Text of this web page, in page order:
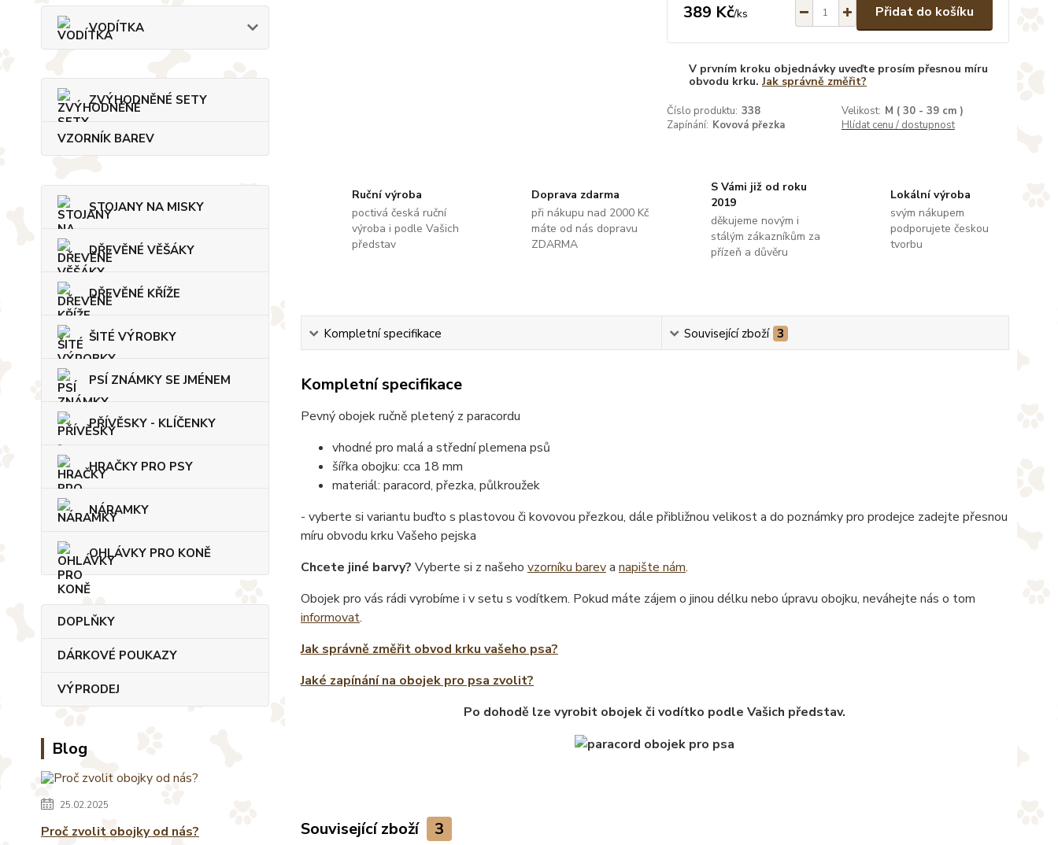
VODÍTKA
ZVÝHODNĚNÉ SETY
VZORNÍK BAREV
STOJANY NA MISKY
DŘEVĚNÉ VĚŠÁKY
DŘEVĚNÉ KŘÍŽE
ŠITÉ VÝROBKY
PSÍ ZNÁMKY SE JMÉNEM
PŘÍVĚSKY - KLÍČENKY
HRAČKY PRO PSY
NÁRAMKY
OHLÁVKY PRO KONĚ
DOPLŇKY
DÁRKOVÉ POUKAZY
VÝPRODEJ
Blog
25.02.2025
Proč zvolit obojky od nás?
389 Kč/ks Přidat do košíku
V prvním kroku objednávky uveďte prosím přesnou míru
obvodu krku.Jak správně změřit?
Číslo produktu: 338 Velikost: M ( 30 - 39 cm )
Zapínání: Kovová přezka Hlídat cenu / dostupnost
Ruční výroba
poctivá česká ruční
výroba i podle Vašich
představ
Doprava zdarma
při nákupu nad 2000 Kč
máte od nás dopravu
ZDARMA
S Vámi již od roku
2019
děkujeme novým i
stálým zákazníkům za
přízeň a důvěru
Lokální výroba
svým nákupem
podporujete českou
tvorbu
Kompletní specifikace Související zboží 3
Kompletní specifikace
Pevný obojek ručně pletený z paracordu
vhodné pro malá a střední plemena psů
šířka obojku: cca 18 mm
materiál: paracord, přezka, půlkroužek
- vyberte si variantu buďto s plastovou či kovovou přezkou, dále přibližnou velikost a do poznámky pro prodejce zadejte přesnou
míru obvodu krku Vašeho pejska
Chcete jiné barvy? Vyberte si z našeho vzorníku bareva napište nám.
Obojek pro vás rádi vyrobíme i v setu s vodítkem. Pokud máte zájem o jinou délku nebo úpravu obojku, neváhejte nás o tom
informovat.
Jak správně změřit obvod krku vašeho psa?
Jaké zapínání na obojek pro psa zvolit?
Po dohodě lze vyrobit obojek či vodítko podle Vašich představ.
Související zboží 3